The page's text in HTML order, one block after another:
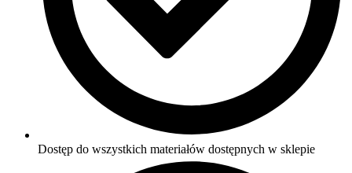
Dostęp do wszystkich materiałów dostępnych w sklepie